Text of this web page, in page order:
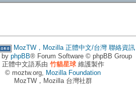
MozTW，Mozilla 正體中文/台灣 聯絡資訊
by phpBB® Forum Software © phpBB Group
正體中文語系由 竹貓星球維護製作
© moztw.org, Mozilla Foundation
MozTW，Mozilla 台灣社群